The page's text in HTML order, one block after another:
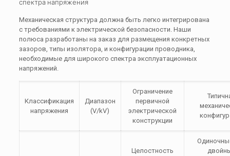
спектра напряжения
Механическая структура должна быть легко интегрирована
с требованиями к электрической безопасности. Наши
полюса разработаны на заказ для размещения конкретных
зазоров, типы изолятора, и конфигурации проводника,
необходимые для широкого спектра эксплуатационных
напряжений.
Классификация
напряжения
Диапазон
(V/kV)
Ограничение
первичной
электрической
конструкции
Целостность